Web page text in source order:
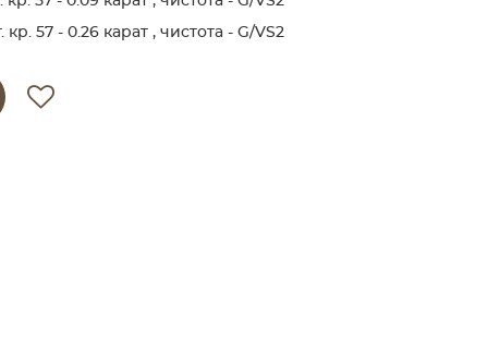
57 - 0.26 карат , чистота - G/VS2